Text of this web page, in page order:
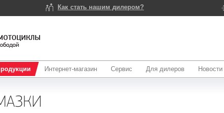
Как стать нашим дилером?
Интернет-магазин Сервис Для дилеров Новости